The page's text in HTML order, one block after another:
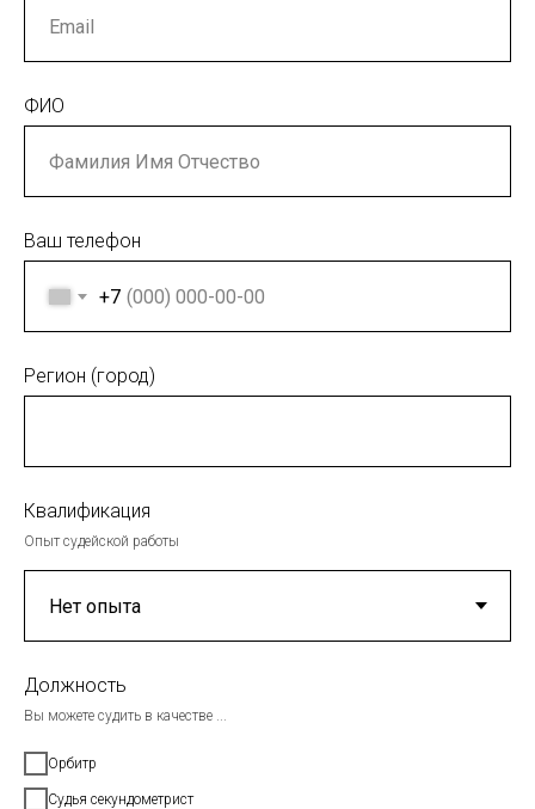
ФИО
Ваш телефон
+7
Регион (город)
Квалификация
Опыт судейской работы
Должность
Вы можете судить в качестве ...
Орбитр
Судья секундометрист